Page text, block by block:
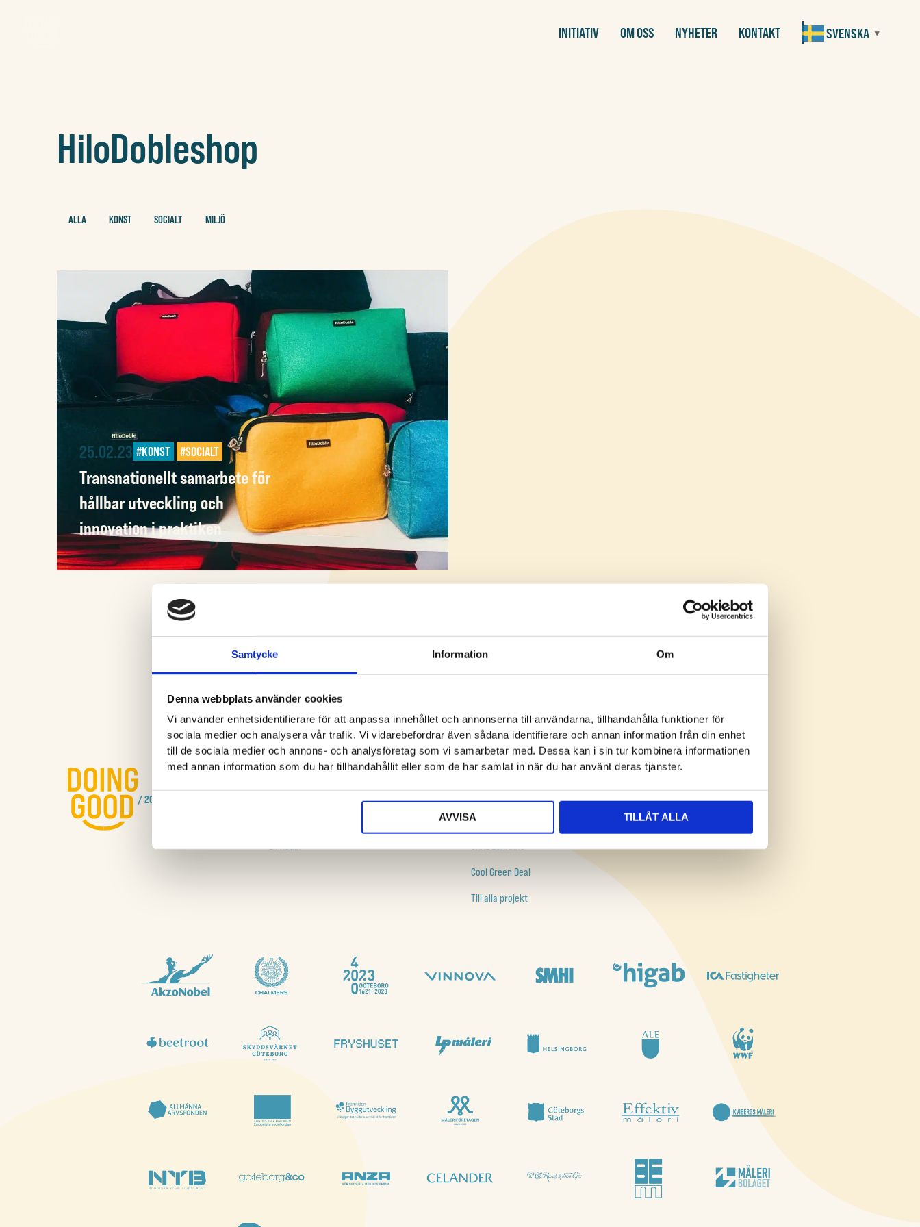
Samtycke Information Om
Denna webbplats använder cookies
Vi använder enhetsidentifierare för att anpassa innehållet och annonserna till användarna, tillhandahålla funktioner för
sociala medier och analysera vår trafik. Vi vidarebefordrar även sådana identifierare och annan information från din enhet
till de sociala medier och annons- och analysföretag som vi samarbetar med. Dessa kan i sin tur kombinera informationen
med annan information som du har tillhandahållit eller som de har samlat in när du har använt deras tjänster.
AVVISA TILLÅT ALLA
INITIATIV OM OSS NYHETER KONTAKT SVENSKA ▼
HiloDobleshop
ALLA KONST SOCIALT MILJÖ
25.02.23 #KONST #SOCIALT
Transnationellt samarbete för
hållbar utveckling och
innovation i praktiken
/ 2023
SOCIALT
Facebook
PROJEKT
23 km konst
Art@Climate 2030
Cool Green Deal
Till alla projekt
RESURSER
Build Forward
art@climate 2030